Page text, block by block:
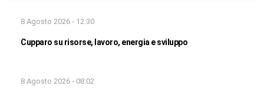
8 Agosto 2026 - 12:30
Cupparo su risorse, lavoro, energia e sviluppo
8 Agosto 2026 - 08:02